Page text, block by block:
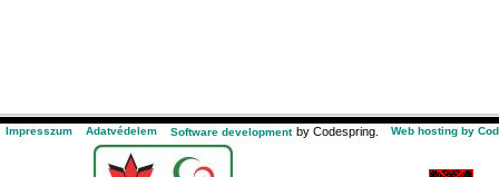
Impresszum Adatvédelem Software development by Codespring. Web hosting by